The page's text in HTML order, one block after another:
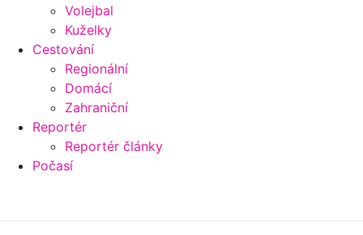
Volejbal
Kuželky
Cestování
Regionální
Domácí
Zahraniční
Reportér
Reportér články
Počasí